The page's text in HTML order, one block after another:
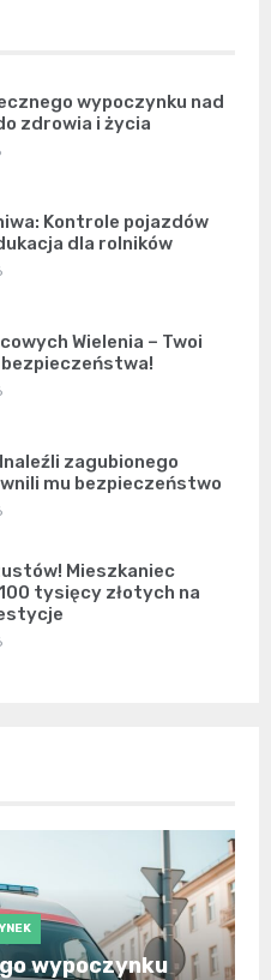
wypoczynku nad
zdrowia i życia
Kontrole pojazdów
dla rolników
Wielenia – Twoi
zagubionego
mu bezpieczeństwo
Mieszkaniec
tysięcy złotych na
wypoczynku